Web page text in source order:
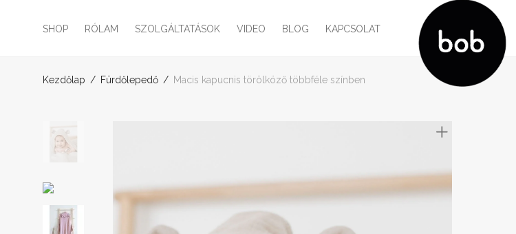
SHOP RÓLAM SZOLGÁLTATÁSOK VIDEO BLOG KAPCSOLAT
Kezdőlap / Fürdőlepedő / Macis kapucnis törölköző többféle színben